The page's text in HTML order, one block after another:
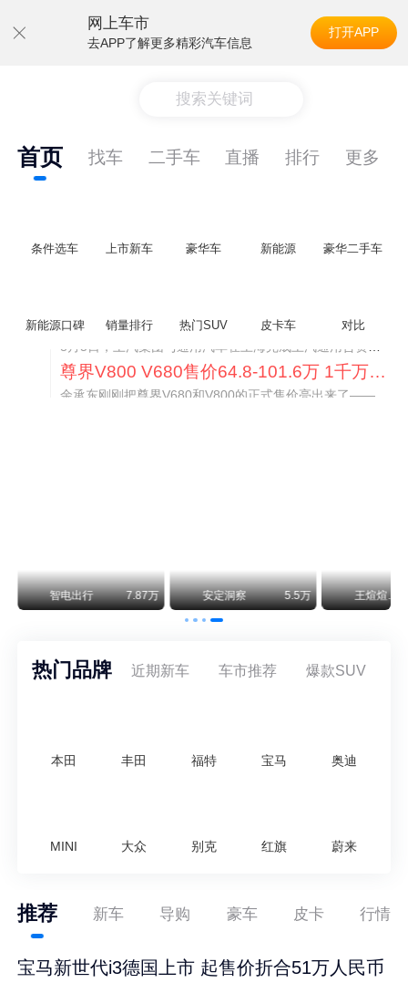
网上车市
去APP了解更多精彩汽车信息
打开APP
搜索关键词
首页 找车 二手车 直播 排行 更多
条件选车 上市新车 豪华车 新能源 豪华二手车
新能源口碑 销量排行 热门SUV 皮卡车 对比通用CEO缺席签约 3年未踏足中国 释放反常信号
尊界V800 V680售价64.8-101.6万 1千万内最好的MPV
余承东刚刚把尊界V680和V800的正式售价亮出来了——64.8万起和76.6万起。对比预售时65-90万和80-120万的区间，起售价都往下调了一截，这个信号很明确：尊界想在百万级MPV市场尽快站稳脚跟。
智电出行 7.87万 安定洞察 5.5万 王煊煊的爱车日记
热门品牌 近期新车 车市推荐 爆款SUV
本田 丰田 福特 宝马 奥迪
MINI 大众 别克 红旗 蔚来
推荐 新车 导购 豪车 皮卡 行情
宝马新世代i3德国上市 起售价折合51万人民币